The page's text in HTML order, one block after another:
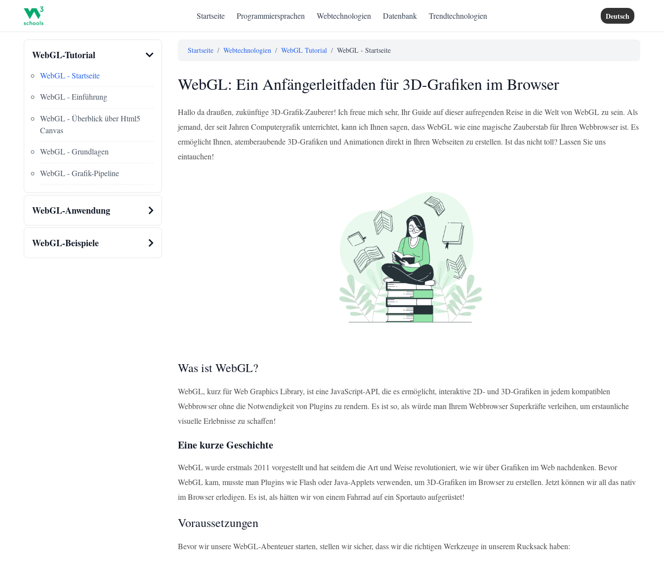
Startseite Programmiersprachen Webtechnologien Datenbank Trendtechnologien Deutsch
WebGL-Tutorial
WebGL - Startseite
WebGL - Einführung
WebGL - Überblick über Html5
Canvas
WebGL - Grundlagen
WebGL - Grafik-Pipeline
WebGL-Anwendung
WebGL-Beispiele
Startseite / Webtechnologien / WebGL Tutorial / WebGL - Startseite
WebGL: Ein Anfängerleitfaden für 3D-Grafiken im Browser
Hallo da draußen, zukünftige 3D-Grafik-Zauberer! Ich freue mich sehr, Ihr Guide auf dieser aufregenden Reise in die Welt von WebGL zu sein. Als
jemand, der seit Jahren Computergrafik unterrichtet, kann ich Ihnen sagen, dass WebGL wie eine magische Zauberstab für Ihren Webbrowser ist. Es
ermöglicht Ihnen, atemberaubende 3D-Grafiken und Animationen direkt in Ihren Webseiten zu erstellen. Ist das nicht toll? Lassen Sie uns
eintauchen!
Was ist WebGL?
WebGL, kurz für Web Graphics Library, ist eine JavaScript-API, die es ermöglicht, interaktive 2D- und 3D-Grafiken in jedem kompatiblen
Webbrowser ohne die Notwendigkeit von Plugins zu rendern. Es ist so, als würde man Ihrem Webbrowser Superkräfte verleihen, um erstaunliche
visuelle Erlebnisse zu schaffen!
Eine kurze Geschichte
WebGL wurde erstmals 2011 vorgestellt und hat seitdem die Art und Weise revolutioniert, wie wir über Grafiken im Web nachdenken. Bevor
WebGL kam, musste man Plugins wie Flash oder Java-Applets verwenden, um 3D-Grafiken im Browser zu erstellen. Jetzt können wir all das nativ
im Browser erledigen. Es ist, als hätten wir von einem Fahrrad auf ein Sportauto aufgerüstet!
Voraussetzungen
Bevor wir unsere WebGL-Abenteuer starten, stellen wir sicher, dass wir die richtigen Werkzeuge in unserem Rucksack haben: